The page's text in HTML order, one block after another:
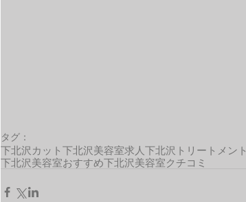
タグ：
下北沢カット 下北沢美容室求人下北沢トリートメント
下北沢美容室おすすめ下北沢美容室クチコミ